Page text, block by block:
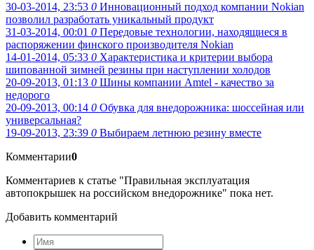
30-03-2014, 23:53 0 Инновационный подход компании Nokian
позволил разработать уникальный продукт
31-03-2014, 00:01 0 Передовые технологии, находящиеся в
распоряжении финского производителя Nokian
14-01-2014, 05:33 0 Характеристика и критерии выбора
шипованной зимней резины при наступлении холодов
20-09-2013, 01:13 0 Шины компании Amtel - качество за
недорого
20-09-2013, 00:14 0 Обувка для внедорожника: шоссейная или
универсальная?
19-09-2013, 23:39 0 Выбираем летнюю резину вместе
Комментарии0
Комментариев к статье "Правильная эксплуатация
автопокрышек на российском внедорожнике" пока нет.
Добавить комментарий